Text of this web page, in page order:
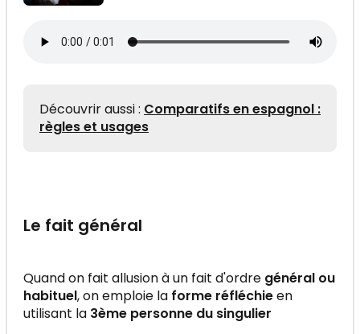
Découvrir aussi : Comparatifs en espagnol :
règles et usages
Le fait général
Quand on fait allusion à un fait d'ordre général ou
habituel, on emploie la forme réfléchieen
utilisant la 3ème personne du singulier